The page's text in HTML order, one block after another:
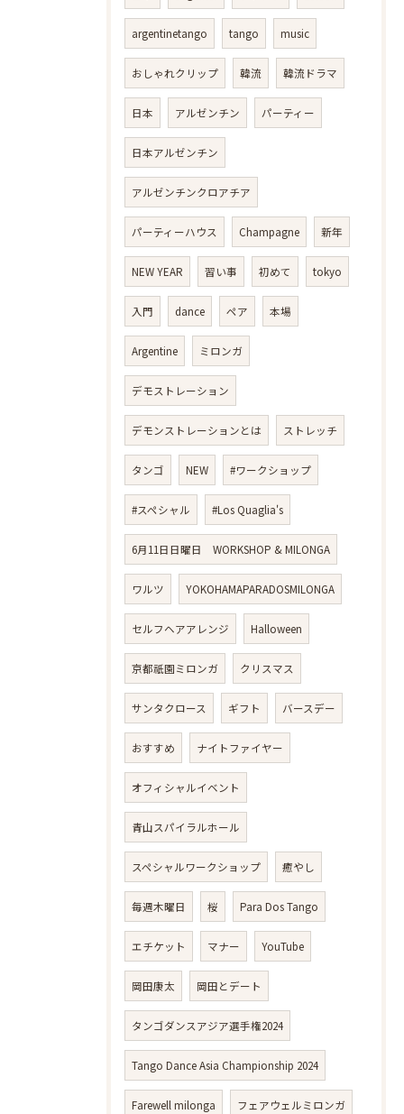
argentinetango tango music
おしゃれクリップ 韓流 韓流ドラマ
日本 アルゼンチン パーティー
日本アルゼンチン
アルゼンチンクロアチア
パーティーハウス Champagne 新年
NEW YEAR 習い事 初めて tokyo
入門 dance ペア 本場
Argentine ミロンガ
デモストレーション
デモンストレーションとは ストレッチ
タンゴ NEW #ワークショップ
#スペシャル #Los Quaglia's
6月11日日曜日 WORKSHOP & MILONGA
ワルツ YOKOHAMAPARADOSMILONGA
セルフヘアアレンジ Halloween
京都祇園ミロンガ クリスマス
サンタクロース ギフト バースデー
おすすめ ナイトファイヤー
オフィシャルイベント
青山スパイラルホール
スペシャルワークショップ 癒やし
毎週木曜日 桜 Para Dos Tango
エチケット マナー YouTube
岡田康太 岡田とデート
タンゴダンスアジア選手権2024
Tango Dance Asia Championship 2024
Farewell milonga フェアウェルミロンガ